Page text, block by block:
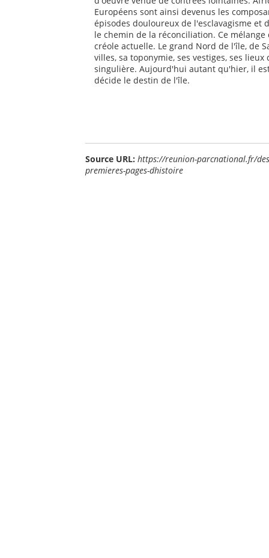
Européens sont ainsi devenus les
épisodes douloureux de l'esclavagisme et
le chemin de la réconciliation. Ce
créole actuelle. Le grand Nord de l'île, de
villes, sa toponymie, ses vestiges, ses
singulière. Aujourd'hui autant qu'hier, il
décide le destin de l'île.
Source URL: https://reunion-parcnational.fr/
premieres-pages-dhistoire